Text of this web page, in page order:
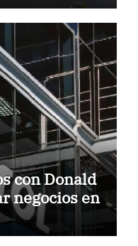
con Donald
negocios en